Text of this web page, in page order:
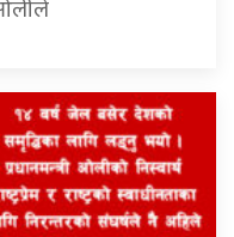
ओलीले